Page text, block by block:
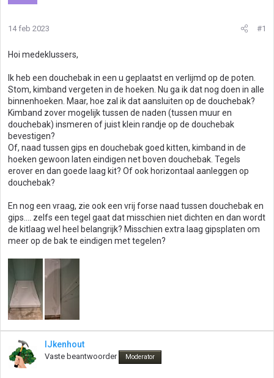
14 feb 2023 #1
Hoi medeklussers,
Ik heb een douchebak in een u geplaatst en verlijmd op de poten.
Stom, kimband vergeten in de hoeken. Nu ga ik dat nog doen in alle
binnenhoeken. Maar, hoe zal ik dat aansluiten op de douchebak?
Kimband zover mogelijk tussen de naden (tussen muur en
douchebak) insmeren of juist klein randje op de douchebak
bevestigen?
Of, naad tussen gips en douchebak goed kitten, kimband in de
hoeken gewoon laten eindigen net boven douchebak. Tegels
erover en dan goede laag kit? Of ook horizontaal aanleggen op
douchebak?
En nog een vraag, zie ook een vrij forse naad tussen douchebak en
gips.... zelfs een tegel gaat dat misschien niet dichten en dan wordt
de kitlaag wel heel belangrijk? Misschien extra laag gipsplaten om
meer op de bak te eindigen met tegelen?
IJkenhout
Vaste beantwoorder Moderator